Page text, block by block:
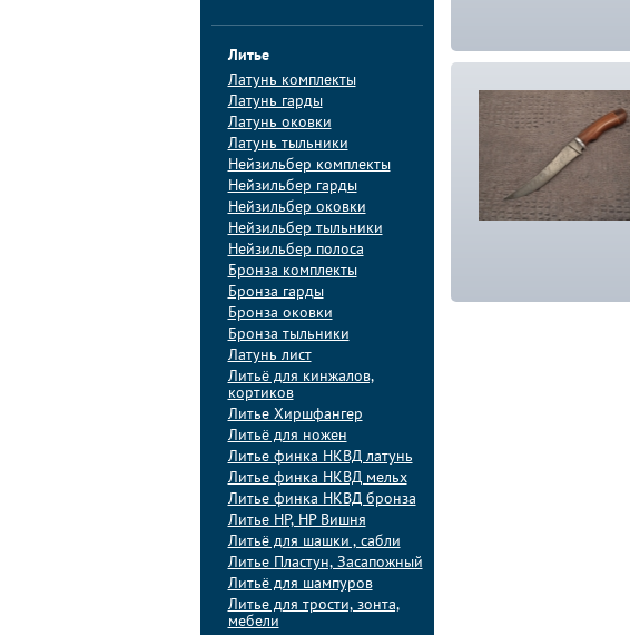
Литье
Латунь комплекты
Латунь гарды
Латунь оковки
Латунь тыльники
Нейзильбер комплекты
Нейзильбер гарды
Нейзильбер оковки
Нейзильбер тыльники
Нейзильбер полоса
Бронза комплекты
Бронза гарды
Бронза оковки
Бронза тыльники
Латунь лист
Литьё для кинжалов,
кортиков
Литье Хиршфангер
Литьё для ножен
Литье финка НКВД латунь
Литье финка НКВД мельх
Литье финка НКВД бронза
Литье НР, НР Вишня
Литьё для шашки , сабли
Литье Пластун, Засапожный
Литьё для шампуров
Литье для трости, зонта,
мебели